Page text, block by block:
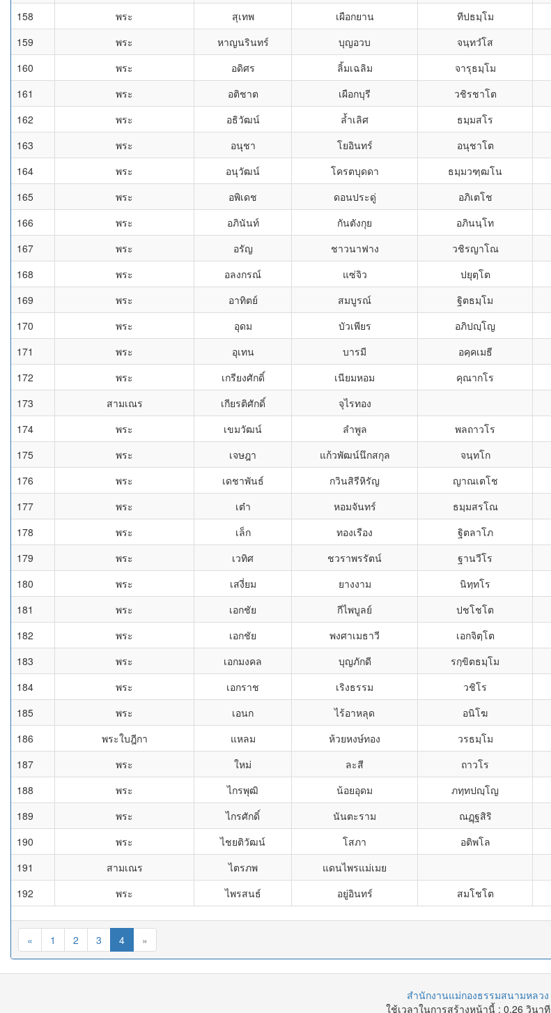
158
พระ สุเทพ เผือกยาน ทีปธมฺโม
159
พระ หาญนรินทร์ บุญอวบ จนฺทวํโส
160
พระ อดิศร ลิ้มเฉลิม จารุธมฺโม
161
พระ อติชาต เผือกบุรี วชิรชาโต
162
พระ อธิวัฒน์ ล้ำเลิศ ธมฺมสโร
163
พระ อนุชา โยอินทร์ อนุชาโต
164
พระ อนุวัฒน์ โครตบุดดา ธมฺมวฑฺฒโน
165
พระ อพิเดช ดอนประดู่ อภิเตโช
166
พระ อภินันท์ กันตังกุย อภินนฺโท
167
พระ อรัญ ชาวนาฟาง วชิรญาโณ
168
พระ อลงกรณ์ แซ่จิว ปยุตฺโต
169
พระ อาทิตย์ สมบูรณ์ ฐิตธมฺโม
170
พระ อุดม บัวเพียร อภิปญฺโญ
171
พระ อุเทน บารมี อคฺคเมธี
172
พระ เกรียงศักดิ์ เนียมหอม คุณากโร
173
สามเณร เกียรติศักดิ์ จุไรทอง
174
พระ เขมวัฒน์ ลำพูล พลถาวโร
175
พระ เจษฎา แก้วพัฒน์นึกสกุล จนฺทโก
176
พระ เดชาพันธ์ กวินสิรีหิรัญ ญาณเตโช
177
พระ เต๋า หอมจันทร์ ธมฺมสรโณ
178
พระ เล็ก ทองเรือง ฐิตลาโภ
179
พระ เวทิศ ชวราพรรัตน์ ฐานวีโร
180
พระ เสงี่ยม ยางงาม นิทฺทโร
181
พระ เอกชัย กีไพบูลย์ ปชโชโต
182
พระ เอกชัย พงศาเมธาวี เอกจิตฺโต
183
พระ เอกมงคล บุญภักดี รกฺขิตธมฺโม
184
พระ เอกราช เริงธรรม วชิโร
185
พระ เอนก ไร้อาหลุด อนิโฆ
186
พระใบฎีกา แหลม ห้วยหงษ์ทอง วรธมฺโม
187
พระ ใหม่ ละสี ถาวโร
188
พระ ไกรพุฒิ น้อยอุดม ภทฺทปญฺโญ
189
พระ ไกรศักดิ์ นันตะราม ณฏฺฐสิริ
190
พระ ไชยติวัฒน์ โสภา อติพโล
191
สามเณร ไตรภพ แดนไพรแม่เมย
192
พระ ไพรสนธ์ อยู่อินทร์ สมโชโต
« 1 2 3 4 »
สำนักงานแม่กองธรรมสนามหลวง
ใช้เวลาในการสร้างหน้านี้ : 0.26 วินาที